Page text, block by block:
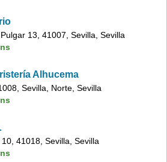
13, 41007, Sevilla, Sevilla
Alhucema
Sevilla, Norte, Sevilla
41018, Sevilla, Sevilla